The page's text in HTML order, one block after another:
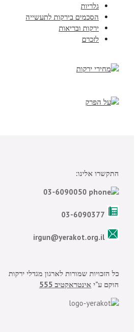
גלריות
הסכמים בירקות לתעשייה
ירקות ובריאות
לזכרם
התקשרו אלינו:
כל הזכויות שמורות לארגון מגדלי ירקות
הוקם ע"י אינטראקטיב 555